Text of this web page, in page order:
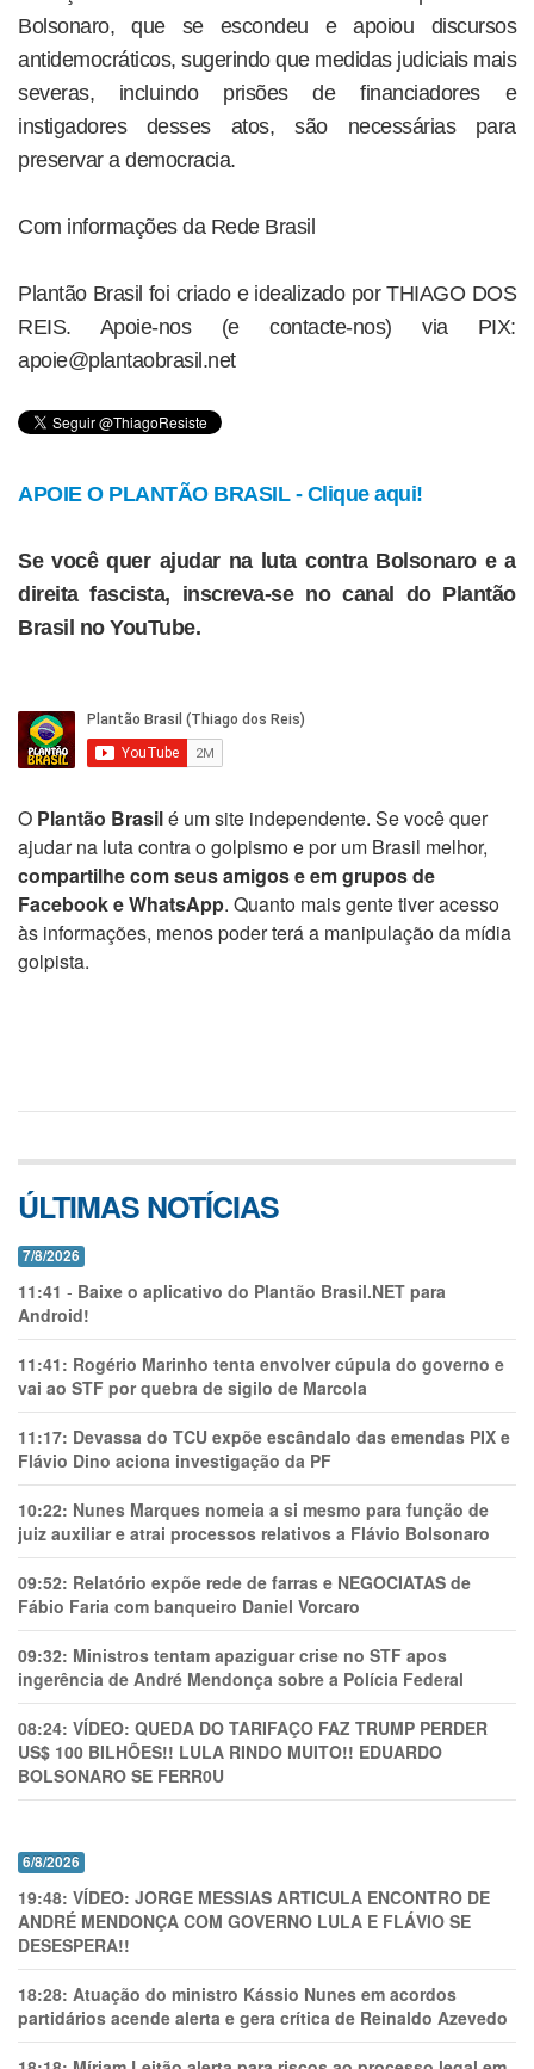
Bolsonaro, que se escondeu e apoiou discursos
antidemocráticos, sugerindo que medidas judiciais mais
severas, incluindo prisões de financiadores e
instigadores desses atos, são necessárias para
preservar a democracia.
Com informações da Rede Brasil
Plantão Brasil foi criado e idealizado por THIAGO DOS
REIS. Apoie-nos (e contacte-nos) via PIX:
apoie@plantaobrasil.net
APOIE O PLANTÃO BRASIL - Clique aqui!
Se você quer ajudar na luta contra Bolsonaro e a
direita fascista, inscreva-se no canal do Plantão
Brasil no YouTube.
O Plantão Brasilé um site independente. Se você quer
ajudar na luta contra o golpismo e por um Brasil melhor,
compartilhe com seus amigos e em grupos de
Facebook e WhatsApp. Quanto mais gente tiver acesso
às informações, menos poder terá a manipulação da mídia
golpista.
ÚLTIMAS NOTÍCIAS
7/8/2026
11:41 - Baixe o aplicativo do Plantão Brasil.NET para
Android!
11:41: Rogério Marinho tenta envolver cúpula do governo e
vai ao STF por quebra de sigilo de Marcola
11:17: Devassa do TCU expõe escândalo das emendas PIX e
Flávio Dino aciona investigação da PF
10:22: Nunes Marques nomeia a si mesmo para função de
juiz auxiliar e atrai processos relativos a Flávio Bolsonaro
09:52: Relatório expõe rede de farras e NEGOCIATAS de
Fábio Faria com banqueiro Daniel Vorcaro
09:32: Ministros tentam apaziguar crise no STF apos
ingerência de André Mendonça sobre a Polícia Federal
08:24: VÍDEO: QUEDA DO TARIFAÇO FAZ TRUMP PERDER
US$ 100 BILHÕES!! LULA RINDO MUITO!! EDUARDO
BOLSONARO SE FERR0U
6/8/2026
19:48: VÍDEO: JORGE MESSIAS ARTICULA ENCONTRO DE
ANDRÉ MENDONÇA COM GOVERNO LULA E FLÁVIO SE
DESESPERA!!
18:28: Atuação do ministro Kássio Nunes em acordos
partidários acende alerta e gera crítica de Reinaldo Azevedo